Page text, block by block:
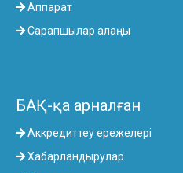
Аппарат
Сарапшылар алаңы
БАҚ-қа арналған
Аккредиттеу ережелері
Хабарландырулар